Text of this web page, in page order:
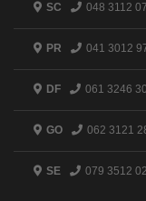
SC 048 3112
PR 041 3012
DF 061 3246
GO 062 3121
SE 079 3512